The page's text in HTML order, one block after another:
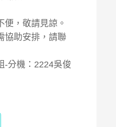
便，敬請見諒。
協助安排，請聯
-分機：2224吳俊